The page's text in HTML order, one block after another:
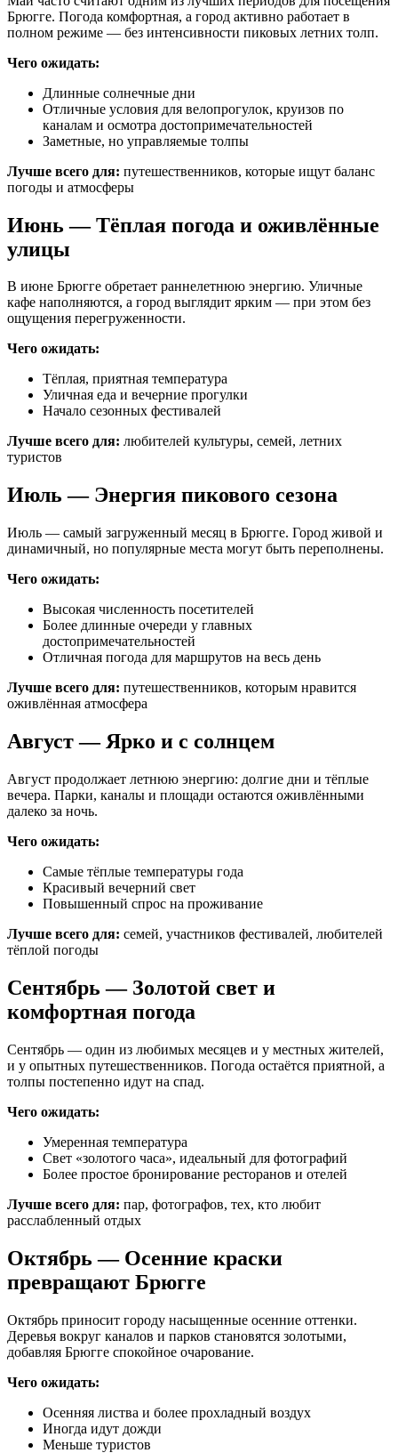
Брюгге. Погода комфортная, а город активно работает в
полном режиме — без интенсивности пиковых летних толп.
Чего ожидать:
Длинные солнечные дни
Отличные условия для велопрогулок, круизов по
каналам и осмотра достопримечательностей
Заметные, но управляемые толпы
Лучше всего для: путешественников, которые ищут баланс
погоды и атмосферы
Июнь — Тёплая погода и оживлённые
улицы
В июне Брюгге обретает раннелетнюю энергию. Уличные
кафе наполняются, а город выглядит ярким — при этом без
ощущения перегруженности.
Чего ожидать:
Тёплая, приятная температура
Уличная еда и вечерние прогулки
Начало сезонных фестивалей
Лучше всего для: любителей культуры, семей, летних
туристов
Июль — Энергия пикового сезона
Июль — самый загруженный месяц в Брюгге. Город живой и
динамичный, но популярные места могут быть переполнены.
Чего ожидать:
Высокая численность посетителей
Более длинные очереди у главных
достопримечательностей
Отличная погода для маршрутов на весь день
Лучше всего для: путешественников, которым нравится
оживлённая атмосфера
Август — Ярко и с солнцем
Август продолжает летнюю энергию: долгие дни и тёплые
вечера. Парки, каналы и площади остаются оживлёнными
далеко за ночь.
Чего ожидать:
Самые тёплые температуры года
Красивый вечерний свет
Повышенный спрос на проживание
Лучше всего для: семей, участников фестивалей, любителей
тёплой погоды
Сентябрь — Золотой свет и
комфортная погода
Сентябрь — один из любимых месяцев и у местных жителей,
и у опытных путешественников. Погода остаётся приятной, а
толпы постепенно идут на спад.
Чего ожидать:
Умеренная температура
Свет «золотого часа», идеальный для фотографий
Более простое бронирование ресторанов и отелей
Лучше всего для: пар, фотографов, тех, кто любит
расслабленный отдых
Октябрь — Осенние краски
превращают Брюгге
Октябрь приносит городу насыщенные осенние оттенки.
Деревья вокруг каналов и парков становятся золотыми,
добавляя Брюгге спокойное очарование.
Чего ожидать:
Осенняя листва и более прохладный воздух
Иногда идут дожди
Меньше туристов